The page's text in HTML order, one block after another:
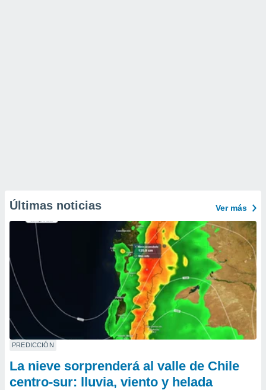
Últimas noticias Ver más
PREDICCIÓN
La nieve sorprenderá al valle de Chile
centro-sur: lluvia, viento y helada